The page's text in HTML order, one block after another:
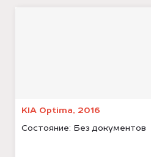
KIA Optima, 2016
Состояние: Без документов